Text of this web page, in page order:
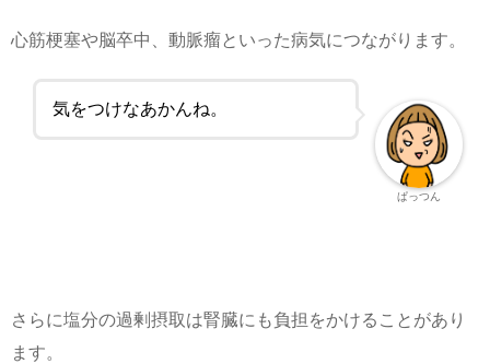
心筋梗塞や脳卒中、動脈瘤といった病気につながります。
気をつけなあかんね。
ぱっつん
さらに塩分の過剰摂取は腎臓にも負担をかけることがあり
ます。